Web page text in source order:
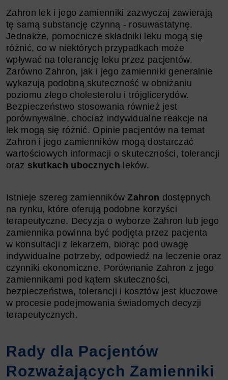
Zahron lek i jego zamienniki zazwyczaj zawierają
tę samą substancję czynną - rosuwastatynę.
Jednakże, pomocnicze składniki leku mogą się
różnić, co w niektórych przypadkach może
wpływać na tolerancję leku przez pacjentów.
Zarówno Zahron, jak i jego zamienniki generalnie
wykazują podobną skuteczność w obniżaniu
poziomu złego cholesterolu i trójglicerydów.
Bezpieczeństwo stosowania również jest
porównywalne, chociaż indywidualne reakcje na
lek mogą się różnić. Opinie pacjentów na temat
Zahron i jego zamienników mogą dostarczać
wartościowych informacji o skuteczności, tolerancji
oraz skutkach ubocznych leków.
Istnieje szereg zamiennikówZahron dostępnych
na rynku, które oferują podobne korzyści
terapeutyczne. Decyzja o wyborze Zahron lub jego
zamiennika powinna być podjęta przez pacjenta
w konsultacji z lekarzem, biorąc pod uwagę
indywidualne potrzeby, odpowiedź na leczenie oraz
czynniki ekonomiczne. Porównanie Zahron z jego
zamiennikami pod kątem skuteczności,
bezpieczeństwa, tolerancji i kosztów jest kluczowe
w procesie podejmowania świadomych decyzji
terapeutycznych.
Rady dla Pacjentów
Rozważających Zamienniki